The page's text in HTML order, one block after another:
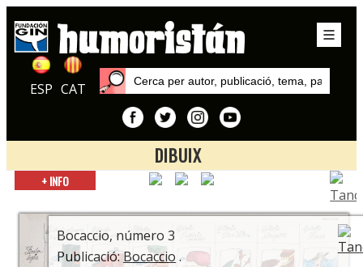
ESP CAT
DIBUIX
Inici
Bocaccio
+ INFO
Bocaccio, número 3
Publicació:Bocaccio .